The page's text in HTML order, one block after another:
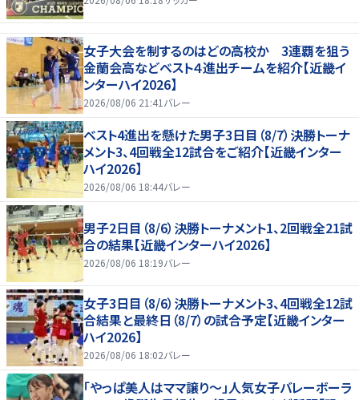
女子大会を制するのはどの高校か 3連覇を狙う
金蘭会高などベスト４進出チームを紹介【近畿イ
ンターハイ2026】
2026/08/06 21:41 バレー
ベスト4進出を懸けた男子3日目（8/7）決勝トーナ
メント3、4回戦全12試合をご紹介【近畿インター
ハイ2026】
2026/08/06 18:44バレー
男子2日目（8/6）決勝トーナメント1、2回戦全21試
合の結果【近畿インターハイ2026】
2026/08/06 18:19バレー
女子3日目（8/6）決勝トーナメント3、4回戦全12試
合結果と最終日（8/7）の試合予定【近畿インター
ハイ2026】
2026/08/06 18:02バレー
「やっぱ美人はママ譲り～」人気女子バレーボーラ